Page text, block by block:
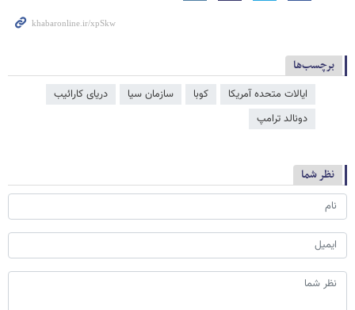
برچسب‌ها
ایالات متحده آمریکا کوبا سازمان سیا
دریای کارائیب
دونالد ترامپ
نظر شما